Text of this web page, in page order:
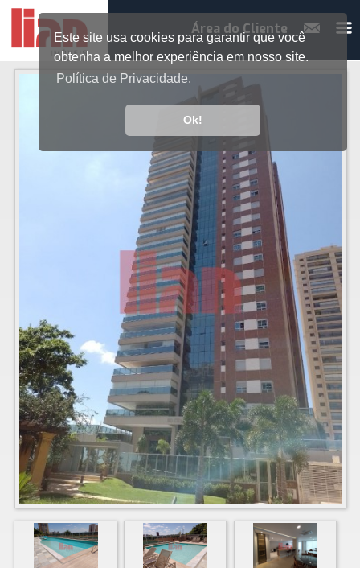
Este site usa cookies para garantir que você
obtenha a melhor experiência em nosso site.
Política de Privacidade.
Ok!
Área do Cliente